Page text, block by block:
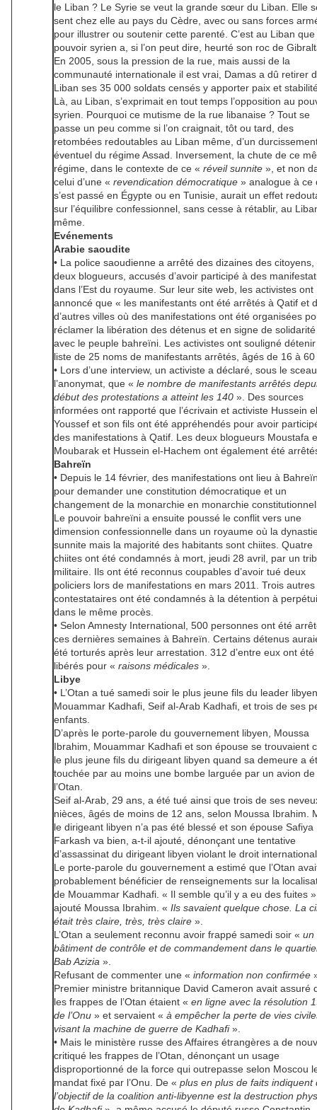
le Liban ? Le Syrie se veut la grande sœur du Liban. Elle
sent chez elle au pays du Cèdre, avec ou sans forces
pour illustrer ou soutenir cette parenté. C’est au Liban que
pouvoir syrien a, si l’on peut dire, heurté son roc de
En 2005, sous la pression de la rue, mais aussi de la
communauté internationale il est vrai, Damas a dû retirer
Liban ses 35 000 soldats censés y apporter paix et
Là, au Liban, s’exprimait en tout temps l’opposition au
syrien. Pourquoi ce mutisme de la rue libanaise ? Tout se
passe un peu comme si l’on craignait, tôt ou tard, des
retombées redoutables au Liban même, d’un
éventuel du régime Assad. Inversement, la chute de ce
régime, dans le contexte de ce « réveil sunnite », et non
celui d’une « revendication démocratique » analogue à ce
s’est passé en Égypte ou en Tunisie, aurait un effet
sur l’équilibre confessionnel, sans cesse à rétablir, au
même.
Evénements
Arabie saoudite
• La police saoudienne a arrêté des dizaines des citoyens,
deux blogueurs, accusés d’avoir participé à des
dans l’Est du royaume. Sur leur site web, les activistes ont
annoncé que « les manifestants ont été arrêtés à Qatif et
d’autres villes où des manifestations ont été organisées
réclamer la libération des détenus et en signe de solidarité
avec le peuple bahreïni. Les activistes ont souligné
liste de 25 noms de manifestants arrêtés, âgés de 16 à 60
• Lors d’une interview, un activiste a déclaré, sous le
l’anonymat, que « le nombre de manifestants arrêtés
début des protestations a atteint les 140 ». Des sources
informées ont rapporté que l’écrivain et activiste Hussein
Youssef et son fils ont été appréhendés pour avoir
des manifestations à Qatif. Les deux blogueurs Moustafa
Moubarak et Hussein el-Hachem ont également été
Bahreïn
• Depuis le 14 février, des manifestations ont lieu à
pour demander une constitution démocratique et un
changement de la monarchie en monarchie
Le pouvoir bahreïni a ensuite poussé le conflit vers une
dimension confessionnelle dans un royaume où la
sunnite mais la majorité des habitants sont chiites. Quatre
chiites ont été condamnés à mort, jeudi 28 avril, par un
militaire. Ils ont été reconnus coupables d’avoir tué deux
policiers lors de manifestations en mars 2011. Trois autres
contestataires ont été condamnés à la détention à
dans le même procès.
• Selon Amnesty International, 500 personnes ont été
ces dernières semaines à Bahreïn. Certains détenus
été torturés après leur arrestation. 312 d’entre eux ont été
libérés pour « raisons médicales ».
Libye
• L’Otan a tué samedi soir le plus jeune fils du leader libyen
Mouammar Kadhafi, Seif al-Arab Kadhafi, et trois de ses
enfants.
D’après le porte-parole du gouvernement libyen, Moussa
Ibrahim, Mouammar Kadhafi et son épouse se trouvaient
le plus jeune fils du dirigeant libyen quand sa demeure a
touchée par au moins une bombe larguée par un avion de
l’Otan.
Seif al-Arab, 29 ans, a été tué ainsi que trois de ses
nièces, âgés de moins de 12 ans, selon Moussa Ibrahim.
le dirigeant libyen n’a pas été blessé et son épouse Safiya
Farkash va bien, a-t-il ajouté, dénonçant une tentative
d’assassinat du dirigeant libyen violant le droit
Le porte-parole du gouvernement a estimé que l’Otan
probablement bénéficier de renseignements sur la
de Mouammar Kadhafi. « Il semble qu’il y a eu des fuites
ajouté Moussa Ibrahim. « Ils savaient quelque chose. La
était très claire, très, très claire ».
L’Otan a seulement reconnu avoir frappé samedi soir « un
bâtiment de contrôle et de commandement dans le
Bab Azizia ».
Refusant de commenter une « information non confirmée
Premier ministre britannique David Cameron avait assuré
les frappes de l’Otan étaient « en ligne avec la résolution
de l’Onu » et servaient « à empêcher la perte de vies
visant la machine de guerre de Kadhafi».
• Mais le ministère russe des Affaires étrangères a de
critiqué les frappes de l’Otan, dénonçant un usage
disproportionné de la force qui outrepasse selon Moscou
mandat fixé par l’Onu. De « plus en plus de faits indiquent
l’objectif de la coalition anti-libyenne est la destruction